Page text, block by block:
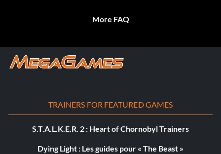
More FAQ
TRAINERS FOR FEATURED GAMES
S.T.A.L.K.E.R. 2 : Heart of Chornobyl Trainers
Dying Light : Les guides pour « The Beast »